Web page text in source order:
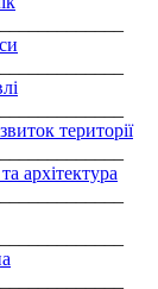
території
архітектура